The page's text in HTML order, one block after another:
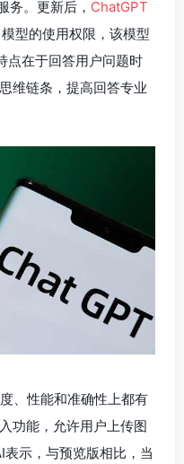
务。更新后， ChatGPT
型的使用权限，该模型
点在于回答用户问题时
维链条，提高回答专业
、性能和准确性上都有
功能，允许用户上传图
示，与预览版相比，当